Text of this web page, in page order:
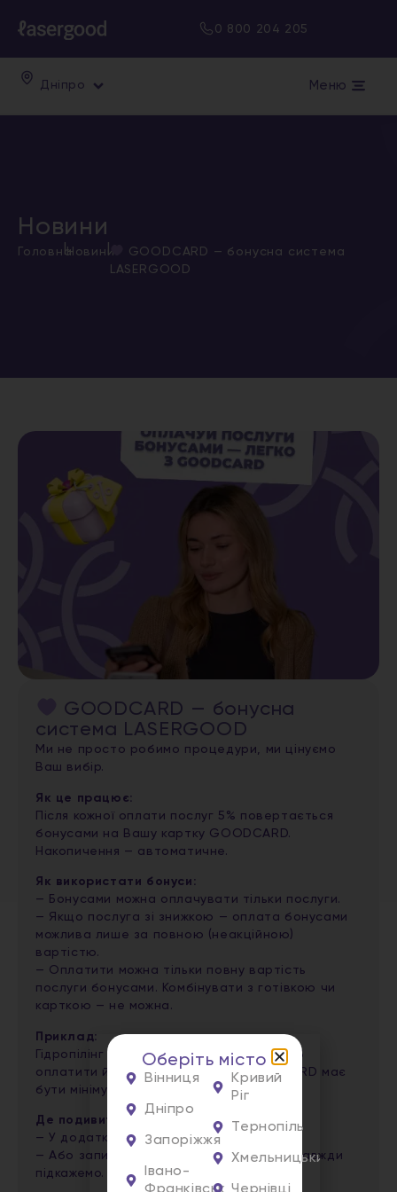
0 800 204 205
Дніпро Меню
Новини
Головна
|Новини
GOODCARD — бонусна система
LASERGOOD
GOODCARD — бонусна
система LASERGOOD
Ми не просто робимо процедури, ми цінуємо
Ваш вибір.
Як це працює:
Після кожної оплати послуг 5% повертається
бонусами на Вашу картку GOODCARD.
Накопичення — автоматичне.
Як використати бонуси:
— Бонусами можна оплачувати тільки послуги.
— Якщо послуга зі знижкою — оплата бонусами
можлива лише за повною (неакційною)
вартістю.
— Оплатити можна тільки повну вартість
послуги бонусами. Комбінувати з готівкою чи
карткою — не можна.
Приклад:
Гідропілінг обличчя коштує 950 грн. Щоб
оплатити його бонусами — на GOODCARD має
бути мінімум 950 грн.
Де подивитись баланс:
— У додатку AUNIO
— Або запитайте адміністратора — ми завжди
підкажемо.
Оберіть місто
Вінниця
Дніпро
Запоріжжя
Івано-
Франківськ
Кривий
Ріг
Тернопіль
Хмельницький
Чернівці